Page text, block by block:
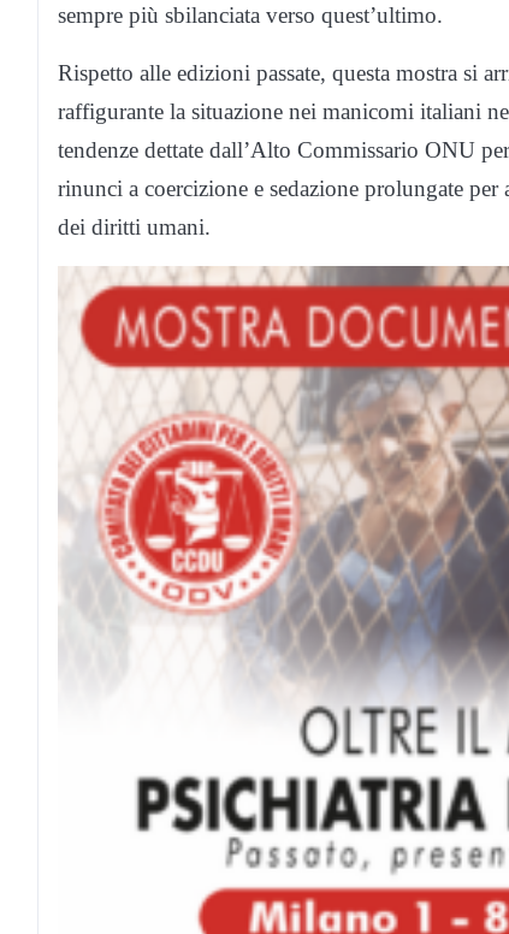
sempre più sbilanciata verso quest’ultimo.
Rispetto alle edizioni passate, questa mostra si
raffigurante la situazione nei manicomi italiani
tendenze dettate dall’Alto Commissario ONU
rinunci a coercizione e sedazione prolungate
dei diritti umani.